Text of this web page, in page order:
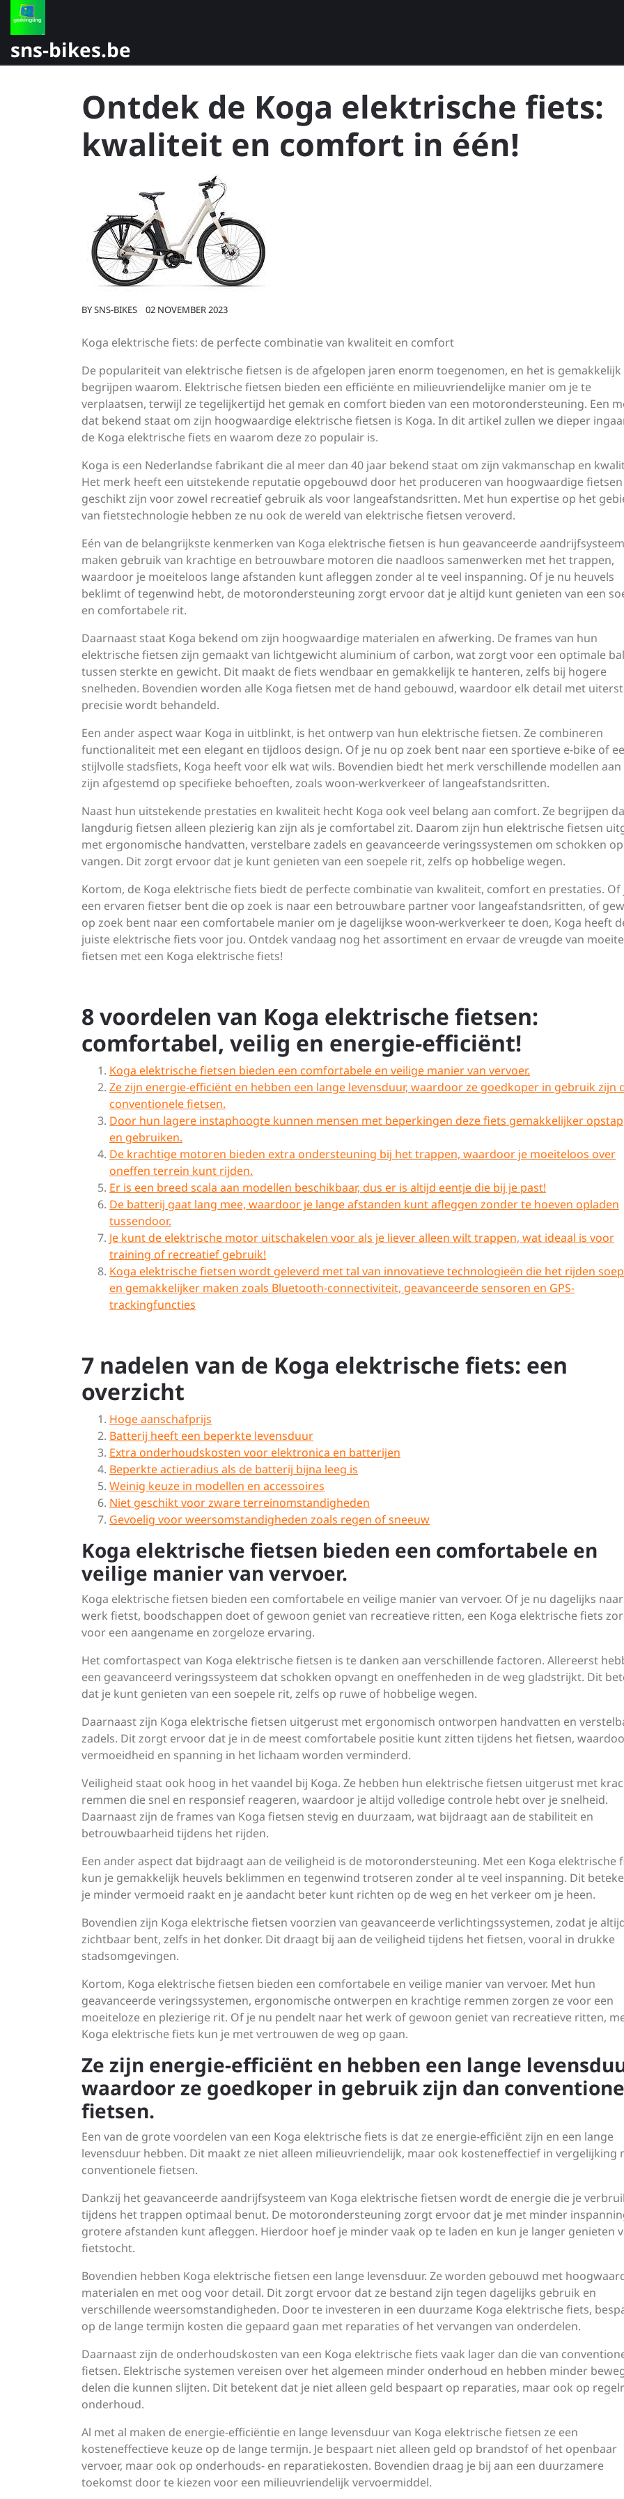
Skip
sns-bikes.be
Ontdek de Koga elektrische fiets:
kwaliteit en comfort in één!
BYSNS-BIKES 02 NOVEMBER 2023
Koga elektrische fiets: de perfecte combinatie van kwaliteit en comfort
De populariteit van elektrische fietsen is de afgelopen jaren enorm toegenomen, en het is gemakkelijk
begrijpen waarom. Elektrische fietsen bieden een efficiënte en milieuvriendelijke manier om je te
verplaatsen, terwijl ze tegelijkertijd het gemak en comfort bieden van een motorondersteuning. Een
dat bekend staat om zijn hoogwaardige elektrische fietsen is Koga. In dit artikel zullen we dieper
de Koga elektrische fiets en waarom deze zo populair is.
Koga is een Nederlandse fabrikant die al meer dan 40 jaar bekend staat om zijn vakmanschap en
Het merk heeft een uitstekende reputatie opgebouwd door het produceren van hoogwaardige
geschikt zijn voor zowel recreatief gebruik als voor langeafstandsritten. Met hun expertise op het
van fietstechnologie hebben ze nu ook de wereld van elektrische fietsen veroverd.
Eén van de belangrijkste kenmerken van Koga elektrische fietsen is hun geavanceerde
maken gebruik van krachtige en betrouwbare motoren die naadloos samenwerken met het trappen,
waardoor je moeiteloos lange afstanden kunt afleggen zonder al te veel inspanning. Of je nu heuvels
beklimt of tegenwind hebt, de motorondersteuning zorgt ervoor dat je altijd kunt genieten van een
en comfortabele rit.
Daarnaast staat Koga bekend om zijn hoogwaardige materialen en afwerking. De frames van hun
elektrische fietsen zijn gemaakt van lichtgewicht aluminium of carbon, wat zorgt voor een optimale
tussen sterkte en gewicht. Dit maakt de fiets wendbaar en gemakkelijk te hanteren, zelfs bij hogere
snelheden. Bovendien worden alle Koga fietsen met de hand gebouwd, waardoor elk detail met
precisie wordt behandeld.
Een ander aspect waar Koga in uitblinkt, is het ontwerp van hun elektrische fietsen. Ze combineren
functionaliteit met een elegant en tijdloos design. Of je nu op zoek bent naar een sportieve e-bike of
stijlvolle stadsfiets, Koga heeft voor elk wat wils. Bovendien biedt het merk verschillende modellen aan
zijn afgestemd op specifieke behoeften, zoals woon-werkverkeer of langeafstandsritten.
Naast hun uitstekende prestaties en kwaliteit hecht Koga ook veel belang aan comfort. Ze begrijpen
langdurig fietsen alleen plezierig kan zijn als je comfortabel zit. Daarom zijn hun elektrische fietsen
met ergonomische handvatten, verstelbare zadels en geavanceerde veringssystemen om schokken
vangen. Dit zorgt ervoor dat je kunt genieten van een soepele rit, zelfs op hobbelige wegen.
Kortom, de Koga elektrische fiets biedt de perfecte combinatie van kwaliteit, comfort en prestaties. Of
een ervaren fietser bent die op zoek is naar een betrouwbare partner voor langeafstandsritten, of
op zoek bent naar een comfortabele manier om je dagelijkse woon-werkverkeer te doen, Koga heeft
juiste elektrische fiets voor jou. Ontdek vandaag nog het assortiment en ervaar de vreugde van
fietsen met een Koga elektrische fiets!
8 voordelen van Koga elektrische fietsen:
comfortabel, veilig en energie-efficiënt!
Koga elektrische fietsen bieden een comfortabele en veilige manier van vervoer.
Ze zijn energie-efficiënt en hebben een lange levensduur, waardoor ze goedkoper in gebruik zijn
conventionele fietsen.
Door hun lagere instaphoogte kunnen mensen met beperkingen deze fiets gemakkelijker
en gebruiken.
De krachtige motoren bieden extra ondersteuning bij het trappen, waardoor je moeiteloos over
oneffen terrein kunt rijden.
Er is een breed scala aan modellen beschikbaar, dus er is altijd eentje die bij je past!
De batterij gaat lang mee, waardoor je lange afstanden kunt afleggen zonder te hoeven opladen
tussendoor.
Je kunt de elektrische motor uitschakelen voor als je liever alleen wilt trappen, wat ideaal is voor
training of recreatief gebruik!
Koga elektrische fietsen wordt geleverd met tal van innovatieve technologieën die het rijden
en gemakkelijker maken zoals Bluetooth-connectiviteit, geavanceerde sensoren en GPS-
trackingfuncties
7 nadelen van de Koga elektrische fiets: een
overzicht
Hoge aanschafprijs
Batterij heeft een beperkte levensduur
Extra onderhoudskosten voor elektronica en batterijen
Beperkte actieradius als de batterij bijna leeg is
Weinig keuze in modellen en accessoires
Niet geschikt voor zware terreinomstandigheden
Gevoelig voor weersomstandigheden zoals regen of sneeuw
Koga elektrische fietsen bieden een comfortabele en
veilige manier van vervoer.
Koga elektrische fietsen bieden een comfortabele en veilige manier van vervoer. Of je nu dagelijks
werk fietst, boodschappen doet of gewoon geniet van recreatieve ritten, een Koga elektrische fiets
voor een aangename en zorgeloze ervaring.
Het comfortaspect van Koga elektrische fietsen is te danken aan verschillende factoren. Allereerst
een geavanceerd veringssysteem dat schokken opvangt en oneffenheden in de weg gladstrijkt. Dit
dat je kunt genieten van een soepele rit, zelfs op ruwe of hobbelige wegen.
Daarnaast zijn Koga elektrische fietsen uitgerust met ergonomisch ontworpen handvatten en
zadels. Dit zorgt ervoor dat je in de meest comfortabele positie kunt zitten tijdens het fietsen,
vermoeidheid en spanning in het lichaam worden verminderd.
Veiligheid staat ook hoog in het vaandel bij Koga. Ze hebben hun elektrische fietsen uitgerust met
remmen die snel en responsief reageren, waardoor je altijd volledige controle hebt over je snelheid.
Daarnaast zijn de frames van Koga fietsen stevig en duurzaam, wat bijdraagt aan de stabiliteit en
betrouwbaarheid tijdens het rijden.
Een ander aspect dat bijdraagt aan de veiligheid is de motorondersteuning. Met een Koga elektrische
kun je gemakkelijk heuvels beklimmen en tegenwind trotseren zonder al te veel inspanning. Dit
je minder vermoeid raakt en je aandacht beter kunt richten op de weg en het verkeer om je heen.
Bovendien zijn Koga elektrische fietsen voorzien van geavanceerde verlichtingssystemen, zodat je
zichtbaar bent, zelfs in het donker. Dit draagt bij aan de veiligheid tijdens het fietsen, vooral in drukke
stadsomgevingen.
Kortom, Koga elektrische fietsen bieden een comfortabele en veilige manier van vervoer. Met hun
geavanceerde veringssystemen, ergonomische ontwerpen en krachtige remmen zorgen ze voor een
moeiteloze en plezierige rit. Of je nu pendelt naar het werk of gewoon geniet van recreatieve ritten,
Koga elektrische fiets kun je met vertrouwen de weg op gaan.
Ze zijn energie-efficiënt en hebben een lange
waardoor ze goedkoper in gebruik zijn dan
fietsen.
Een van de grote voordelen van een Koga elektrische fiets is dat ze energie-efficiënt zijn en een lange
levensduur hebben. Dit maakt ze niet alleen milieuvriendelijk, maar ook kosteneffectief in vergelijking
conventionele fietsen.
Dankzij het geavanceerde aandrijfsysteem van Koga elektrische fietsen wordt de energie die je
tijdens het trappen optimaal benut. De motorondersteuning zorgt ervoor dat je met minder
grotere afstanden kunt afleggen. Hierdoor hoef je minder vaak op te laden en kun je langer genieten
fietstocht.
Bovendien hebben Koga elektrische fietsen een lange levensduur. Ze worden gebouwd met
materialen en met oog voor detail. Dit zorgt ervoor dat ze bestand zijn tegen dagelijks gebruik en
verschillende weersomstandigheden. Door te investeren in een duurzame Koga elektrische fiets,
op de lange termijn kosten die gepaard gaan met reparaties of het vervangen van onderdelen.
Daarnaast zijn de onderhoudskosten van een Koga elektrische fiets vaak lager dan die van
fietsen. Elektrische systemen vereisen over het algemeen minder onderhoud en hebben minder
delen die kunnen slijten. Dit betekent dat je niet alleen geld bespaart op reparaties, maar ook op
onderhoud.
Al met al maken de energie-efficiëntie en lange levensduur van Koga elektrische fietsen ze een
kosteneffectieve keuze op de lange termijn. Je bespaart niet alleen geld op brandstof of het openbaar
vervoer, maar ook op onderhouds- en reparatiekosten. Bovendien draag je bij aan een duurzamere
toekomst door te kiezen voor een milieuvriendelijk vervoermiddel.